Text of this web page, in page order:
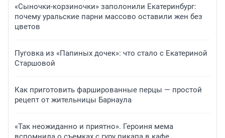
«Сыночки-корзиночки» заполонили Екатеринбург:
почему уральские парни массово оставили жен без
цветов
Пуговка из «Папиных дочек»: что стало с Екатериной
Старшовой
Как приготовить фаршированные перцы — простой
рецепт от жительницы Барнаула
«Так неожиданно и приятно». Героиня мема